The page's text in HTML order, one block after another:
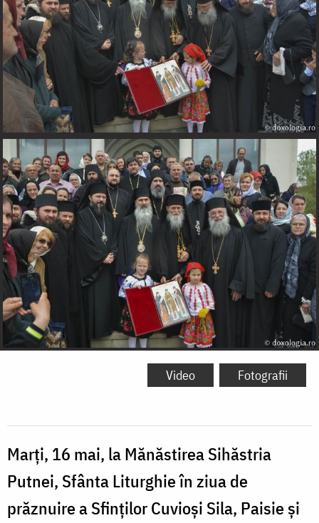
Video Fotografii
Marți, 16 mai, la Mănăstirea Sihăstria
Putnei, Sfânta Liturghie în ziua de
prăznuire a Sfinților Cuvioși Sila, Paisie și